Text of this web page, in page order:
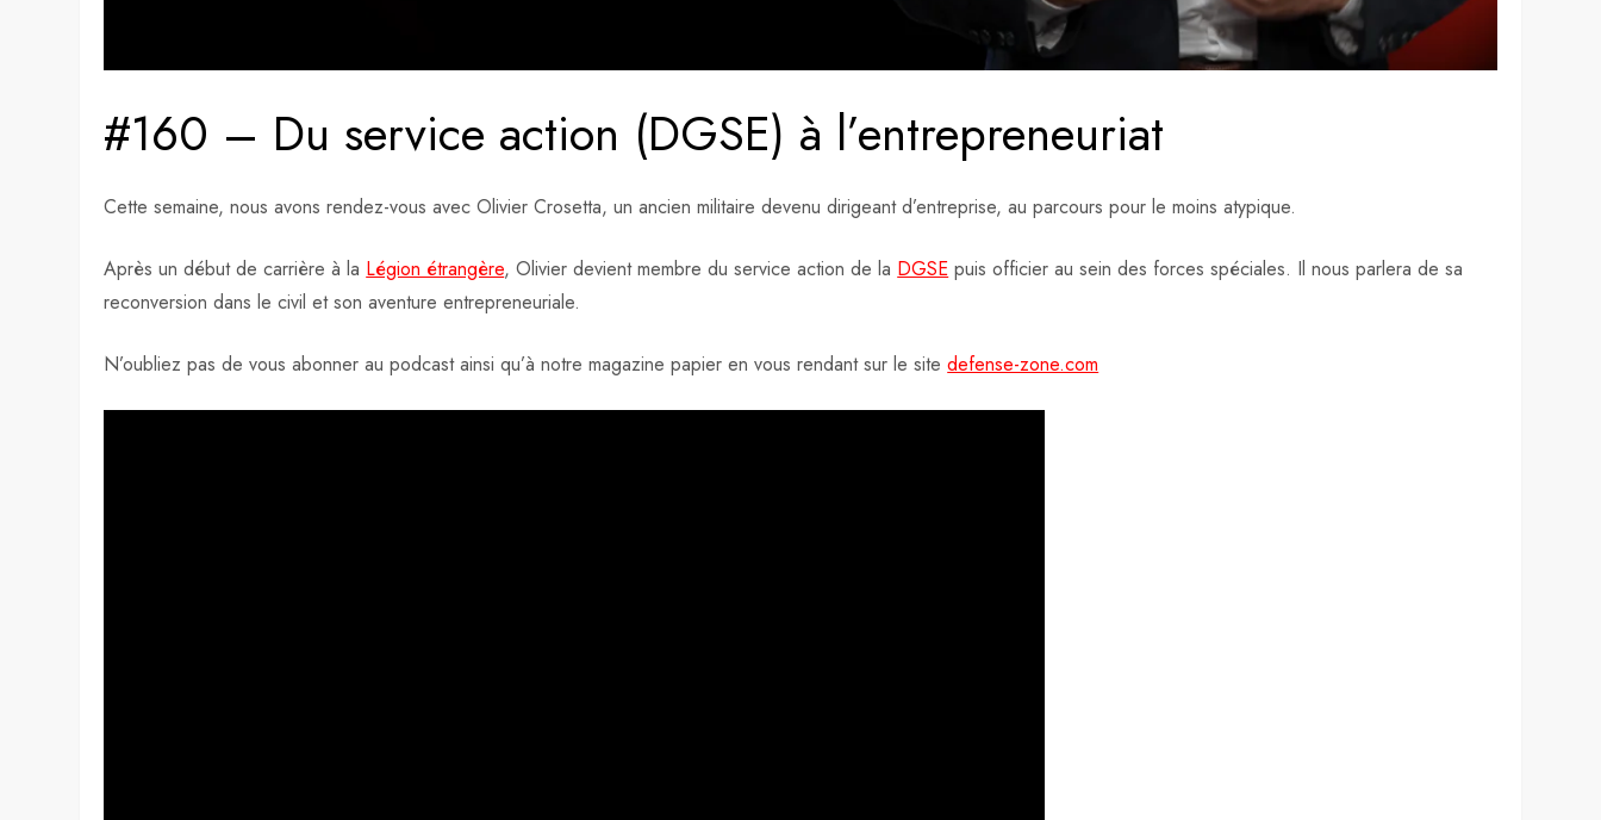
#160 – Du service action (DGSE) à l’entrepreneuriat
Cette semaine, nous avons rendez-vous avec Olivier Crosetta, un ancien militaire devenu dirigeant d’entreprise, au parcours pour le moins atypique.
Après un début de carrière à la Légion étrangère, Olivier devient membre du service action de la DGSE puis officier au sein des forces spéciales. Il nous parlera de sa
reconversion dans le civil et son aventure entrepreneuriale.
N’oubliez pas de vous abonner au podcast ainsi qu’à notre magazine papier en vous rendant sur le sitedefense-zone.com